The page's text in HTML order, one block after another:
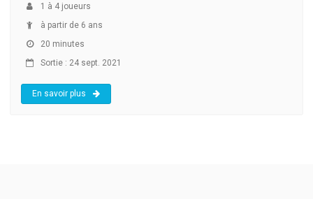
1 à 4 joueurs
à partir de 6 ans
20 minutes
Sortie : 24 sept. 2021
En savoir plus